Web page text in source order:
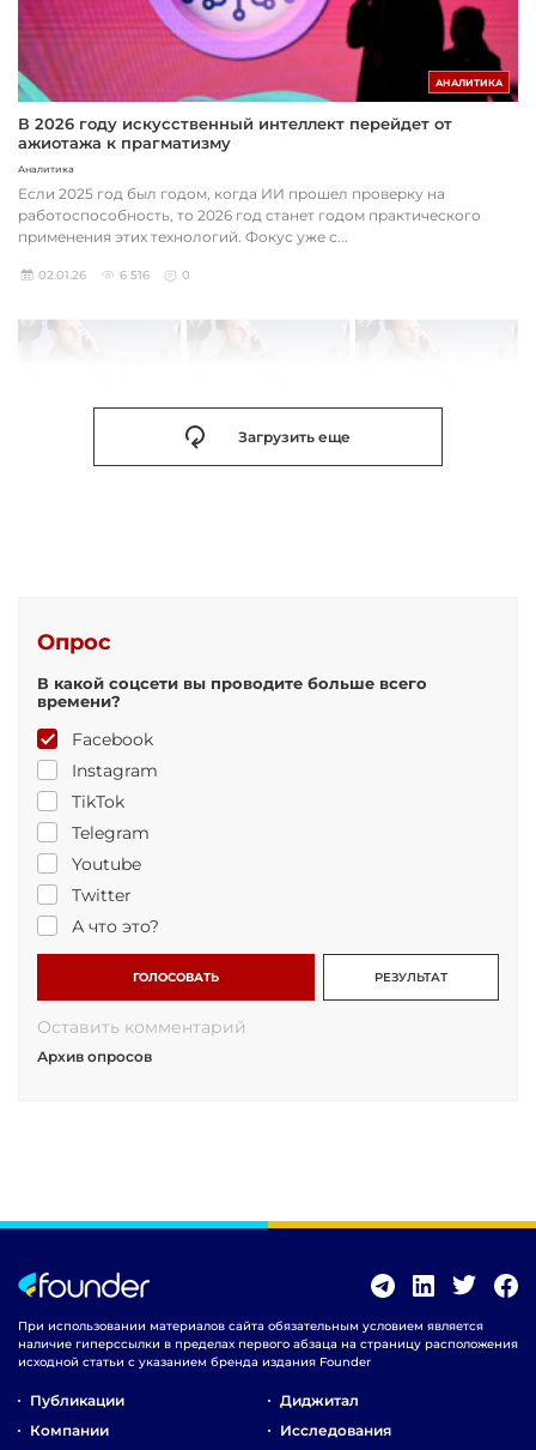
АНАЛИТИКА
В 2026 году искусственный интеллект перейдет от
ажиотажа к прагматизму
Аналитика
Если 2025 год был годом, когда ИИ прошел проверку на
работоспособность, то 2026 год станет годом практического
применения этих технологий. Фокус уже с...
02.01.26 6 516 0
Загрузить еще
Опрос
В какой соцсети вы проводите больше всего
времени?
Facebook
Instagram
TikTok
Telegram
Youtube
Twitter
А что это?
ГОЛОСОВАТЬ РЕЗУЛЬТАТ
Оставить комментарий
Архив опросов
При использовании материалов сайта обязательным условием является
наличие гиперссылки в пределах первого абзаца на страницу расположения
исходной статьи с указанием бренда издания Founder
Публикации
Компании
Диджитал
Исследования